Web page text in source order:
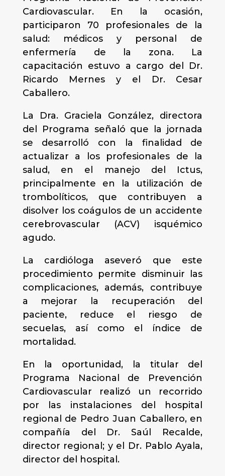
Cardiovascular. En la ocasión,
participaron 70 profesionales de la
salud: médicos y personal de
enfermería de la zona. La
capacitación estuvo a cargo del Dr.
Ricardo Mernes y el Dr. Cesar
Caballero.
La Dra. Graciela González, directora
del Programa señaló que la jornada
se desarrolló con la finalidad de
actualizar a los profesionales de la
salud, en el manejo del Ictus,
principalmente en la utilización de
trombolíticos, que contribuyen a
disolver los coágulos de un accidente
cerebrovascular (ACV) isquémico
agudo.
La cardióloga aseveró que este
procedimiento permite disminuir las
complicaciones, además, contribuye
a mejorar la recuperación del
paciente, reduce el riesgo de
secuelas, así como el índice de
mortalidad.
En la oportunidad, la titular del
Programa Nacional de Prevención
Cardiovascular realizó un recorrido
por las instalaciones del hospital
regional de Pedro Juan Caballero, en
compañía del Dr. Saúl Recalde,
director regional; y el Dr. Pablo Ayala,
director del hospital.